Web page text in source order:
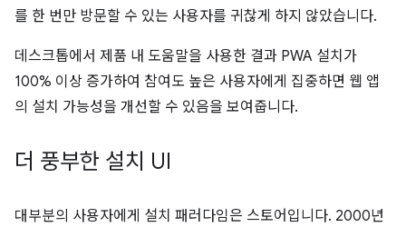
를 한 번만 방문할 수 있는 사용자를 귀찮게 하지 않았습니다.
데스크톱에서 제품 내 도움말을 사용한 결과 PWA 설치가
100% 이상 증가하여 참여도 높은 사용자에게 집중하면 웹 앱
의 설치 가능성을 개선할 수 있음을 보여줍니다.
더 풍부한 설치 UI
대부분의 사용자에게 설치 패러다임은 스토어입니다. 2000년